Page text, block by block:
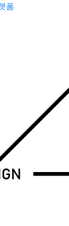
폼